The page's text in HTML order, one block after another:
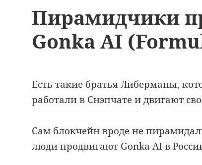
Пирамидчики
Gonka AI
Есть такие братья Либерманы,
работали в Снэпчате и двигают
Сам блокчейн вроде не
люди продвигают Gonka AI в